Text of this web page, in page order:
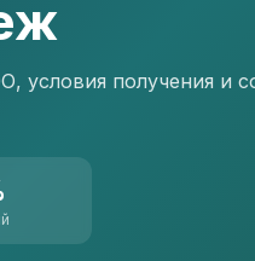
получения и